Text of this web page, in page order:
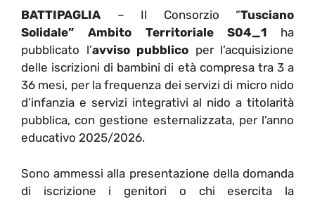
BATTIPAGLIA – Il Consorzio “Tusciano
Solidale” Ambito Territoriale S04_1 ha
pubblicato l’avviso pubblico per l’acquisizione
delle iscrizioni di bambini di età compresa tra 3 a
36 mesi, per la frequenza dei servizi di micro nido
d’infanzia e servizi integrativi al nido a titolarità
pubblica, con gestione esternalizzata, per l’anno
educativo 2025/2026.
Sono ammessi alla presentazione della domanda
di iscrizione i genitori o chi esercita la